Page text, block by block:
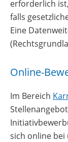
erforderlich
falls
Eine
Online-
Im Bereich
sich online